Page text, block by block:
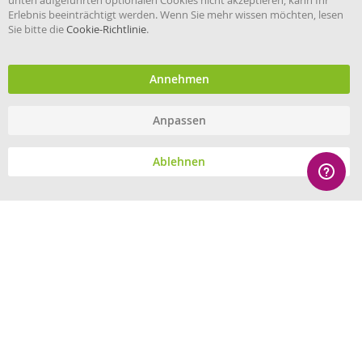
Händler im offiziellen Register
und Information.
© eHygiene 2026 - All rights reserved.
Erlebnis beeinträchtigt werden. Wenn Sie mehr wissen möchten, lesen
Sie bitte dieCookie-Richtlinie.
Annehmen
Anpassen
Ablehnen